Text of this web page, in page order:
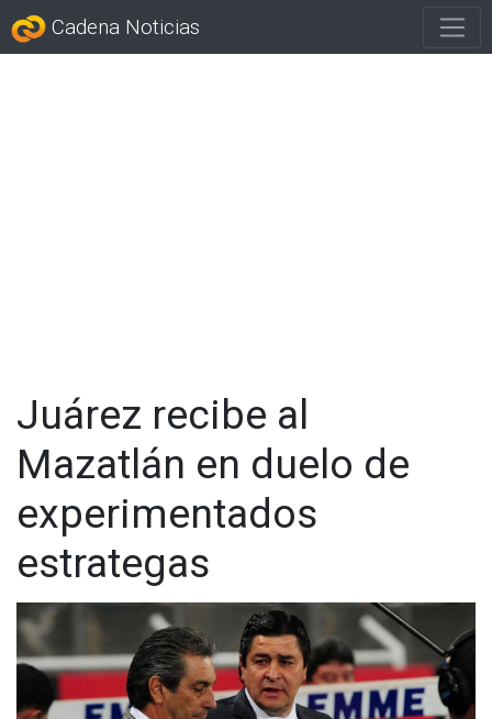
Cadena Noticias
Juárez recibe al
Mazatlán en duelo de
experimentados
estrategas